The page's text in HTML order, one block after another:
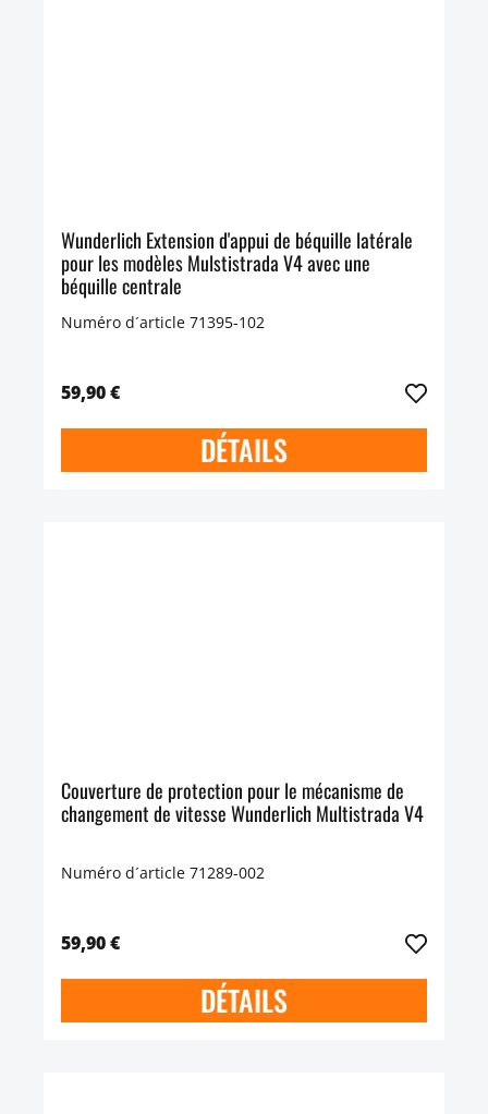
Wunderlich Extension d'appui de béquille latérale
pour les modèles Mulstistrada V4 avec une
béquille centrale
Numéro d´article 71395-102
59,90 €
DÉTAILS
Couverture de protection pour le mécanisme de
changement de vitesse Wunderlich Multistrada V4
Numéro d´article 71289-002
59,90 €
DÉTAILS